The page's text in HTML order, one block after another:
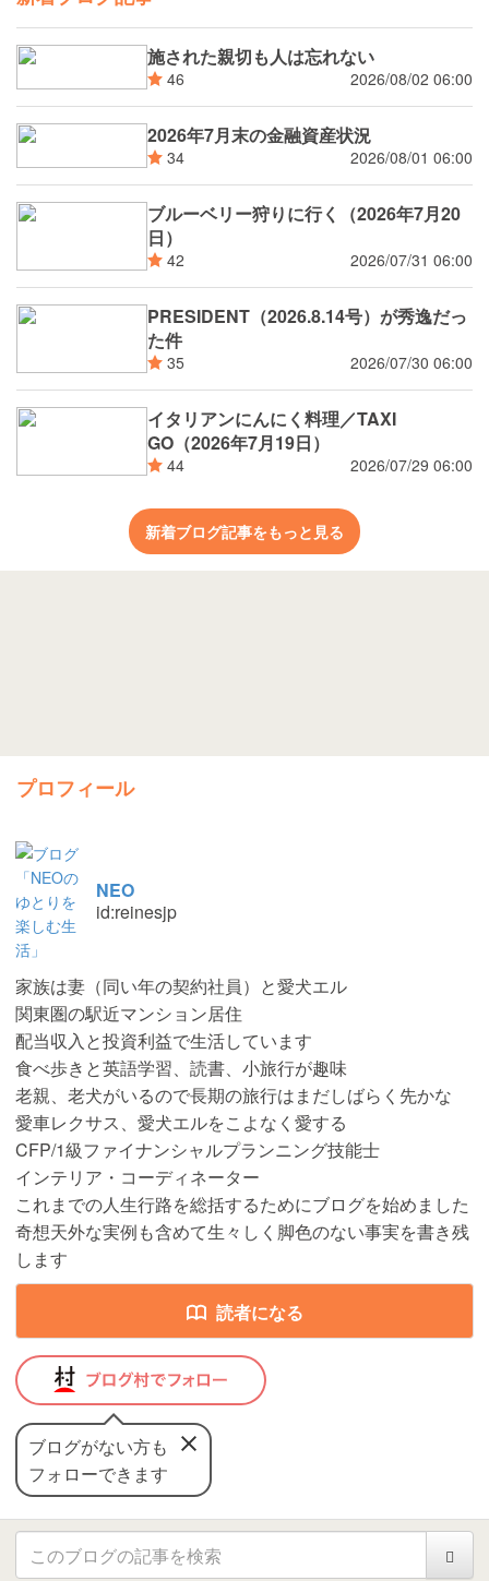
施された親切も人は忘れない
46 2026/08/02 06:00
2026年7月末の金融資産状況
34 2026/08/01 06:00
ブルーベリー狩りに行く（2026年7月20
日）
42 2026/07/31 06:00
PRESIDENT（2026.8.14号）が秀逸だっ
た件
35 2026/07/30 06:00
イタリアンにんにく料理／TAXI
GO（2026年7月19日）
44 2026/07/29 06:00
新着ブログ記事をもっと見る
プロフィール
NEO
id:reinesjp
家族は妻（同い年の契約社員）と愛犬エル
関東圏の駅近マンション居住
配当収入と投資利益で生活しています
食べ歩きと英語学習、読書、小旅行が趣味
老親、老犬がいるので長期の旅行はまだしばらく先かな
愛車レクサス、愛犬エルをこよなく愛する
CFP/1級ファイナンシャルプランニング技能士
インテリア・コーディネーター
これまでの人生行路を総括するためにブログを始めました
奇想天外な実例も含めて生々しく脚色のない事実を書き残
します
読者になる
ブログがない方も
フォローできます